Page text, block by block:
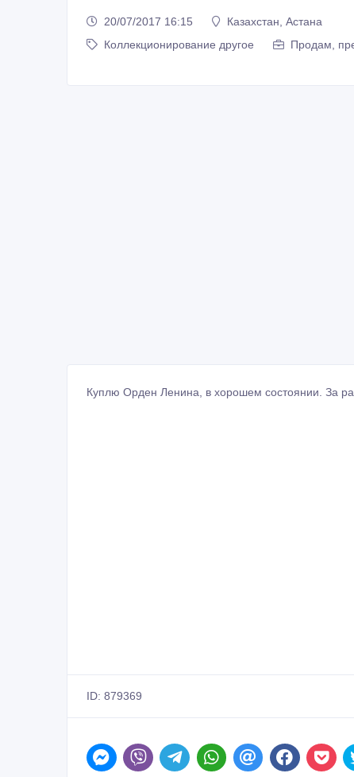
20/07/2017 16:15
Казахстан, Астана
Коллекционирование другое
Продам,
Куплю Орден Ленина, в хорошем состоянии. За
ID: 879369